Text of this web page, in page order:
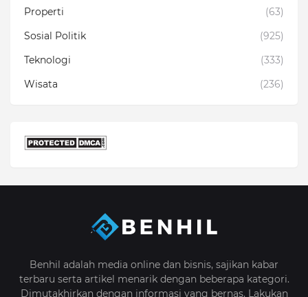
Properti
(63)
Sosial Politik
(925)
Teknologi
(333)
Wisata
(236)
Benhil adalah media online dan bisnis, sajikan kabar
terbaru serta artikel menarik dengan beberapa kategori.
Dimutakhirkan dengan informasi yang bernas. Lakukan